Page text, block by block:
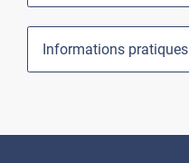
Informations pratiques